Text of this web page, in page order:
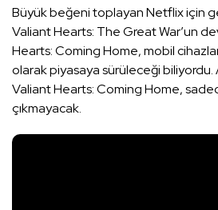
Büyük beğeni toplayan Netflix için
Valiant Hearts: The Great War’un
Hearts: Coming Home, mobil
olarak piyasaya sürüleceği
Valiant Hearts: Coming Home,
çıkmayacak.